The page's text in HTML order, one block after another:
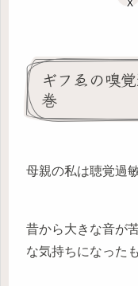
X
ギフゑの嗅
巻
母親の私は聴覚過
昔から大きな音が
な気持ちになった